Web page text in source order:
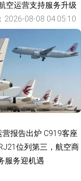
空运营支持服务升级
2026-08-08 04:05:10
报告出炉 C919客座
位列第三，航空商
服务迎机遇